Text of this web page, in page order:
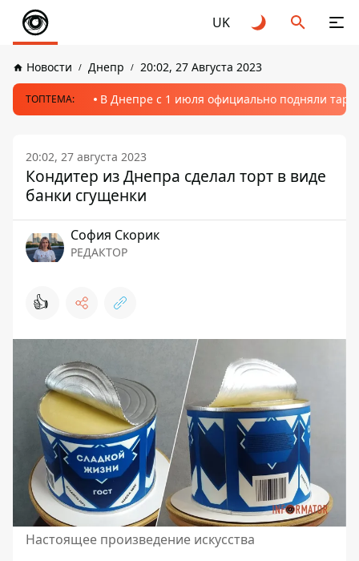
UK
Новости Днепр 20:02, 27 Августа 2023
ТОПТЕМА: В Днепре с 1 июля официально подняли
20:02, 27 августа 2023
Кондитер из Днепра сделал торт в виде
банки сгущенки
София Скорик
РЕДАКТОР
👍
Настоящее произведение искусства